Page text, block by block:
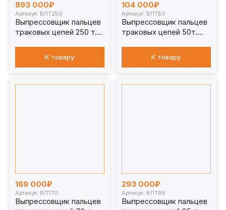
893 000₽
Артикул: ВПТ250
Выпрессовщик пальцев
траковых цепей 250 т.
К товару
104 000₽
Артикул: ВПТ50
Выпрессовщик пальцев
траковых цепей 50т.
К товару
169 000₽
Артикул: ВПТ70
Выпрессовщик пальцев
293 000₽
Артикул: ВПТ95
Выпрессовщик пальцев